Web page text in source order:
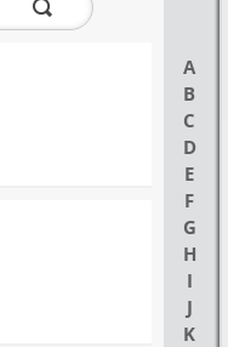
A
B
C
D
E
F
G
H
I
J
K